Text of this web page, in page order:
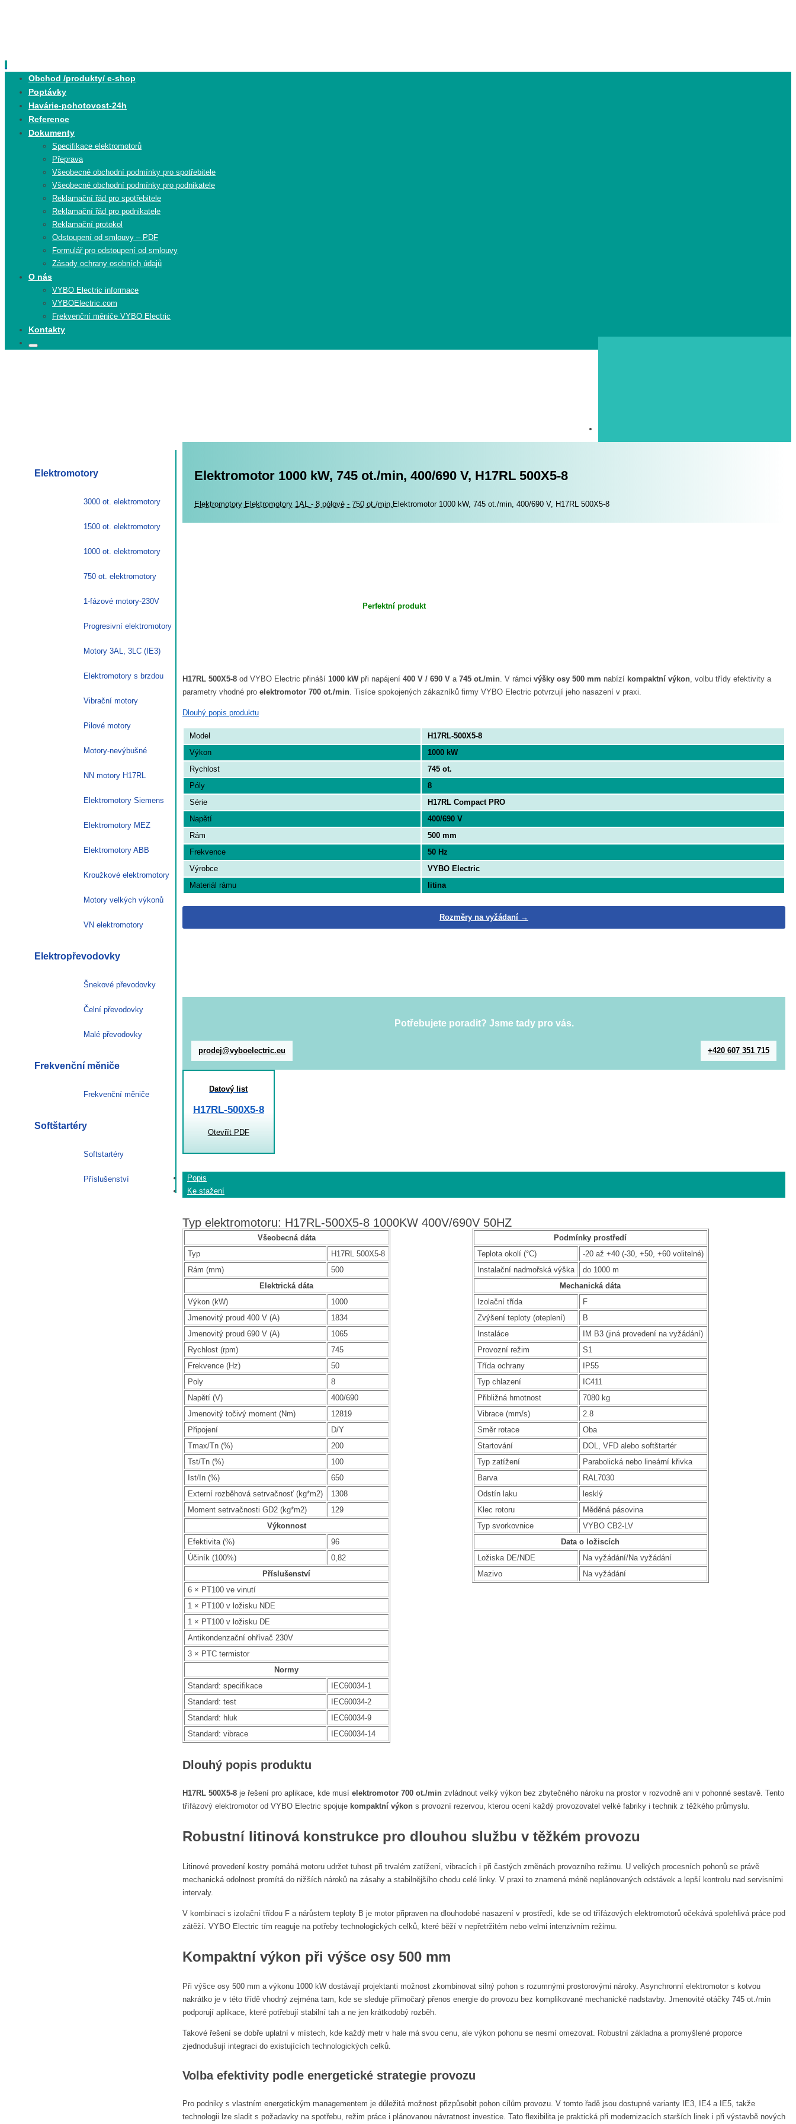
content
Obchod /produkty/ e-shop
Poptávky
Havárie-pohotovost-24h
Reference
Dokumenty
Specifikace elektromotorů
Přeprava
Všeobecné obchodní podmínky pro spotřebitele
Všeobecné obchodní podmínky pro podnikatele
Reklamační řád pro spotřebitele
Reklamační řád pro podnikatele
Reklamační protokol
Odstoupení od smlouvy – PDF
Formulář pro odstoupení od smlouvy
Zásady ochrany osobních údajů
O nás
VYBO Electric informace
VYBOElectric.com
Frekvenční měniče VYBO Electric
Kontakty
Search
Search
Elektromotor 1000 kW, 745 ot./min, 400/690 V, H17RL 500X5-8
Elektromotory Elektromotory
Elektromotory 1AL - 8 pólové - 750 ot./min. Elektromotor 1000 kW, 745 ot./min, 400/690 V, H17RL 500X5-8
Perfektní produkt
H17RL 500X5-8 od VYBO Electric přináší 1000 kWpři napájení 400 V / 690 V a 745 ot./min . V rámci výšky osy 500 mm nabízí kompaktní výkon , volbu třídy efektivity a
parametry vhodné pro elektromotor 700 ot./min . Tisíce spokojených zákazníků firmy VYBO Electric potvrzují jeho nasazení v praxi.
Dlouhý popis produktu
Model
H17RL-500X5-8
Výkon
1000 kW
Rychlost
745 ot.
Póly
8
Série
H17RL Compact PRO
Napětí
400/690 V
Rám
500 mm
Frekvence
50 Hz
Výrobce
VYBO Electric
Materiál rámu
litina
Rozměry na vyžádaní →
Potřebujete poradit? Jsme tady pro vás.
prodej@vyboelectric.eu +420 607 351 715
Datový list
H17RL-500X5-8
Otevřít PDF
Popis
Ke stažení
Typ elektromotoru: H17RL-500X5-8 1000KW 400V/690V 50HZ
Všeobecná dáta
Typ
H17RL 500X5-8
Rám (mm)
500
Elektrická dáta
Výkon (kW)
1000
Jmenovitý proud 400 V (A)
1834
Jmenovitý proud 690 V (A)
1065
Rychlost (rpm)
745
Frekvence (Hz)
50
Poly
8
Napětí (V)
400/690
Jmenovitý točivý moment (Nm)
12819
Připojení
D/Y
Tmax/Tn (%)
200
Tst/Tn (%)
100
Ist/In (%)
650
Externí rozběhová setrvačnosť (kg*m2)
1308
Moment setrvačnosti GD2 (kg*m2)
129
Výkonnost
Efektivita (%)
96
Účiník (100%)
0,82
Příslušenství
6 × PT100 ve vinutí
1 × PT100 v ložisku NDE
1 × PT100 v ložisku DE
Antikondenzační ohřívač 230V
3 × PTC termistor
Normy
Standard: specifikace
IEC60034-1
Standard: test
IEC60034-2
Standard: hluk
IEC60034-9
Standard: vibrace
IEC60034-14
Podmínky prostředí
Teplota okolí (°C)
-20 až +40 (-30, +50, +60 volitelné)
Instalační nadmořská výška
do 1000 m
Mechanická dáta
Izolační třída
F
Zvýšení teploty (oteplení)
B
Instaláce
IM B3 (jiná provedení na vyžádání)
Provozní režim
S1
Třída ochrany
IP55
Typ chlazení
IC411
Přibližná hmotnost
7080 kg
Vibrace (mm/s)
2.8
Směr rotace
Oba
Startování
DOL, VFD alebo softštartér
Typ zatížení
Parabolická nebo lineární křivka
Barva
RAL7030
Odstín laku
lesklý
Klec rotoru
Měděná pásovina
Typ svorkovnice
VYBO CB2-LV
Data o ložiscích
Ložiska DE/NDE
Na vyžádání/Na vyžádání
Mazivo
Na vyžádání
Dlouhý popis produktu
H17RL 500X5-8 je řešení pro aplikace, kde musí elektromotor 700 ot./min zvládnout velký výkon bez zbytečného nároku na prostor v rozvodně ani v pohonné sestavě. Tento
třífázový elektromotor od VYBO Electric spojuje kompaktní výkon s provozní rezervou, kterou ocení každý provozovatel velké fabriky i technik z těžkého průmyslu.
Robustní litinová konstrukce pro dlouhou službu v těžkém provozu
Litinové provedení kostry pomáhá motoru udržet tuhost při trvalém zatížení, vibracích i při častých změnách provozního režimu. U velkých procesních pohonů se právě
mechanická odolnost promítá do nižších nároků na zásahy a stabilnějšího chodu celé linky. V praxi to znamená méně neplánovaných odstávek a lepší kontrolu nad servisními
intervaly.
V kombinaci s izolační třídou F a nárůstem teploty B je motor připraven na dlouhodobé nasazení v prostředí, kde se od třífázových elektromotorů očekává spolehlivá práce pod
zátěží. VYBO Electric tím reaguje na potřeby technologických celků, které běží v nepřetržitém nebo velmi intenzivním režimu.
Kompaktní výkon při výšce osy 500 mm
Při výšce osy 500 mm a výkonu 1000 kW dostávají projektanti možnost zkombinovat silný pohon s rozumnými prostorovými nároky. Asynchronní elektromotor s kotvou
nakrátko je v této třídě vhodný zejména tam, kde se sleduje přímočarý přenos energie do provozu bez komplikované mechanické nadstavby. Jmenovité otáčky 745 ot./min
podporují aplikace, které potřebují stabilní tah a ne jen krátkodobý rozběh.
Takové řešení se dobře uplatní v místech, kde každý metr v hale má svou cenu, ale výkon pohonu se nesmí omezovat. Robustní základna a promyšlené proporce
zjednodušují integraci do existujících technologických celků.
Volba efektivity podle energetické strategie provozu
Pro podniky s vlastním energetickým managementem je důležitá možnost přizpůsobit pohon cílům provozu. V tomto řadě jsou dostupné varianty IE3, IE4 a IE5, takže
technologii lze sladit s požadavky na spotřebu, režim práce i plánovanou návratnost investice. Tato flexibilita je praktická při modernizacích starších linek i při výstavbě nových
Elektromotory
3000 ot. elektromotory
1500 ot. elektromotory
1000 ot. elektromotory
750 ot. elektromotory
1-fázové motory-230V
Progresivní elektromotory
Motory 3AL, 3LC (IE3)
Elektromotory s brzdou
Vibrační motory
Pilové motory
Motory-nevýbušné
NN motory H17RL
Elektromotory Siemens
Elektromotory MEZ
Elektromotory ABB
Kroužkové elektromotory
Motory velkých výkonů
VN elektromotory
Elektropřevodovky
Šnekové převodovky
Čelní převodovky
Malé převodovky
Frekvenční měniče
Frekvenční měniče
Softštartéry
Softstartéry
Příslušenství